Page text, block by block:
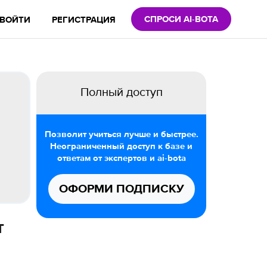
ВОЙТИ РЕГИСТРАЦИЯ СПРОСИ AI-BOTA
Полный доступ
Позволит учиться лучше и быстрее.
Неограниченный доступ к базе и
ответам от экспертов и ai-bota
ОФОРМИ ПОДПИСКУ